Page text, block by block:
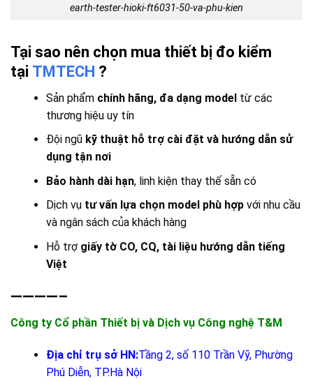
earth-tester-hioki-ft6031-50-va-phu-kien
Tại sao nên chọn mua thiết bị đo kiểm
tại TMTECH ?
Sản phẩm chính hãng, đa dạng modeltừ các
thương hiệu uy tín
Đội ngũ kỹ thuật hỗ trợ cài đặt và hướng dẫn sử
dụng tận nơi
Bảo hành dài hạn, linh kiện thay thế sẵn có
Dịch vụ tư vấn lựa chọn model phù hợpvới nhu cầu
và ngân sách của khách hàng
Hỗ trợ giấy tờ CO, CQ, tài liệu hướng dẫn tiếng
Việt
————–
Công ty Cổ phần Thiết bị và Dịch vụ Công nghệ T&M
Địa chỉ trụ sở HN:Tầng 2, số 110 Trần Vỹ, Phường
Phú Diễn, TP.Hà Nội